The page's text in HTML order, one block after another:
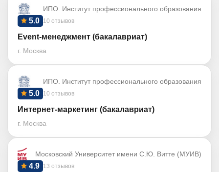
ИПО. Институт профессионального образования
10 отзывов
5.0
Event-менеджмент (бакалавриат)
г. Москва
ИПО. Институт профессионального образования
10 отзывов
5.0
Интернет-маркетинг (бакалавриат)
г. Москва
Московский Университет имени С.Ю. Витте (МУИВ)
13 отзывов
4.9